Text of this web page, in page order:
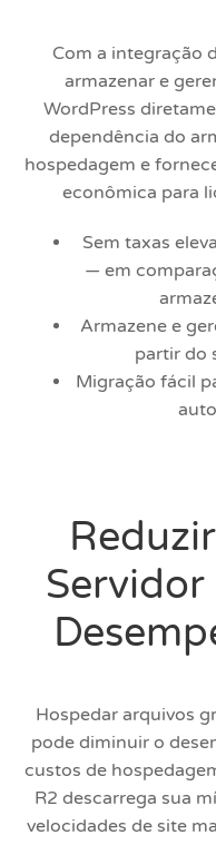
Com a integração
armazenar e
WordPress
dependência do
hospedagem e
econômica para
Sem taxas
— em
Armazene e
partir do
Migração fácil
Hospedar arquivos
pode diminuir o
custos de
R2 descarrega sua
velocidades de site